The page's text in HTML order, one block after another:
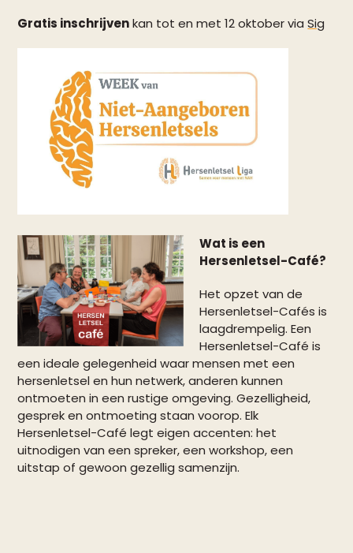
Gratis inschrijvenkan tot en met 12 oktober viaSig
Wat is een
Hersenletsel-Café?
Het opzet van de
Hersenletsel-Cafés is
laagdrempelig. Een
Hersenletsel-Café is
een ideale gelegenheid waar mensen met een
hersenletsel en hun netwerk, anderen kunnen
ontmoeten in een rustige omgeving. Gezelligheid,
gesprek en ontmoeting staan voorop. Elk
Hersenletsel-Café legt eigen accenten: het
uitnodigen van een spreker, een workshop, een
uitstap of gewoon gezellig samenzijn.